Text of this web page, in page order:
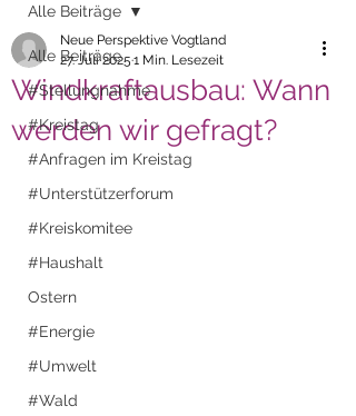
Alle Beiträge
#Stellungnahme
#Kreistag
#Anfragen im Kreistag
#Unterstützerforum
#Kreiskomitee
#Haushalt
Ostern
#Energie
#Umwelt
#Wald
Alle Beiträge
Windkraftausbau: Wann
werden wir gefragt?
Neue Perspektive Vogtland
27. Juli 2025 1 Min. Lesezeit